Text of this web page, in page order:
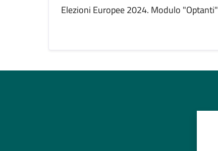
Elezioni Europee 2024. Modulo "Optanti"